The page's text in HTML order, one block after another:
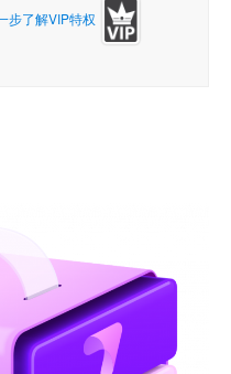
步了解VIP特权